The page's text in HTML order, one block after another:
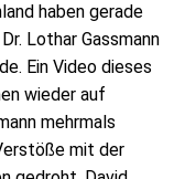
haben gerade
Lothar Gassmann
Ein Video dieses
wieder auf
mehrmals
mit der